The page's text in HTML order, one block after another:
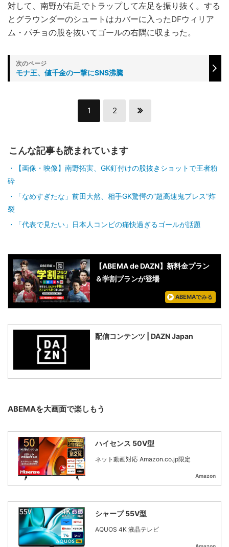
対して、南野が右足でトラップして左足を振り抜く。する
とグラウンダーのシュートはカバーに入ったDFウィリア
ム・パチョの股を抜いてゴールの右隅に収まった。
モナ王、値千金の一撃にSNS沸騰
1 2
こんな記事も読まれています
【画像・映像】南野拓実、GK釘付けの股抜きショットで王者粉
砕
「なめすぎたな」前田大然、相手GK驚愕の“超高速鬼プレス”炸
裂
「代表で見たい」日本人コンビの痛快過ぎるゴールが話題
【ABEMA de DAZN】新料金プラン
＆学割プランが登場
ABEMAでみる
配信コンテンツ | DAZN Japan
ABEMAを大画面で楽しもう
ハイセンス 50V型
ネット動画対応 Amazon.co.jp限定
Amazon
シャープ 55V型
AQUOS 4K 液晶テレビ